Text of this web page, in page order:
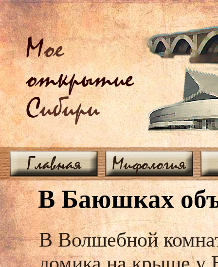
Мое
открытие
Сибири
Главная Мифология
В Баюшках
В Волшебной